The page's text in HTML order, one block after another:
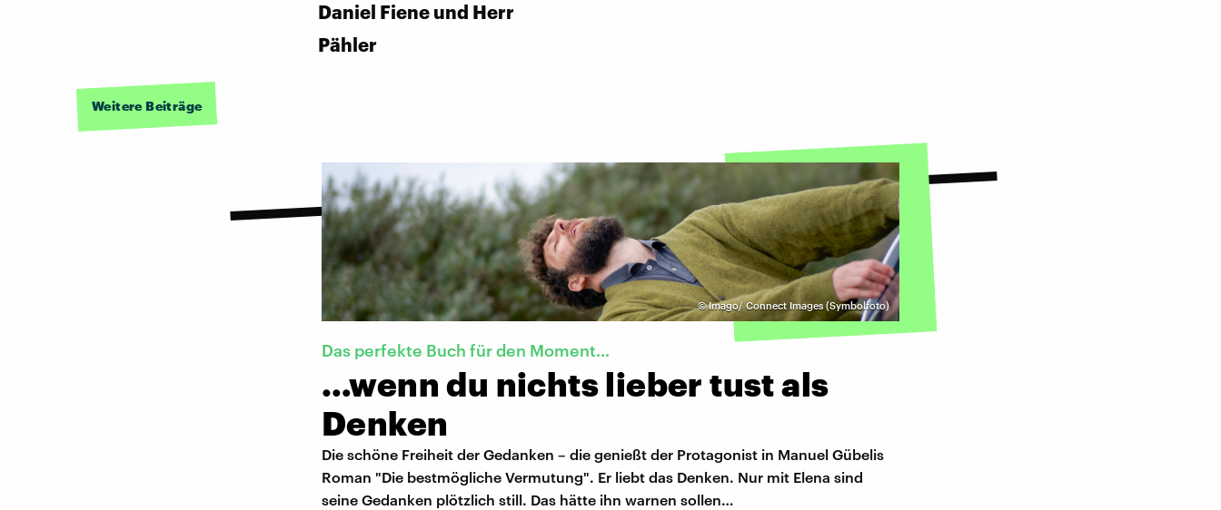
Daniel Fiene und Herr
Pähler
Weitere Beiträge
©Imago/ Connect Images (Symbolfoto)
Das perfekte Buch für den Moment…
…wenn du nichts lieber tust als
Denken
Die schöne Freiheit der Gedanken – die genießt der Protagonist in Manuel Gübelis
Roman "Die bestmögliche Vermutung". Er liebt das Denken. Nur mit Elena sind
seine Gedanken plötzlich still. Das hätte ihn warnen sollen…